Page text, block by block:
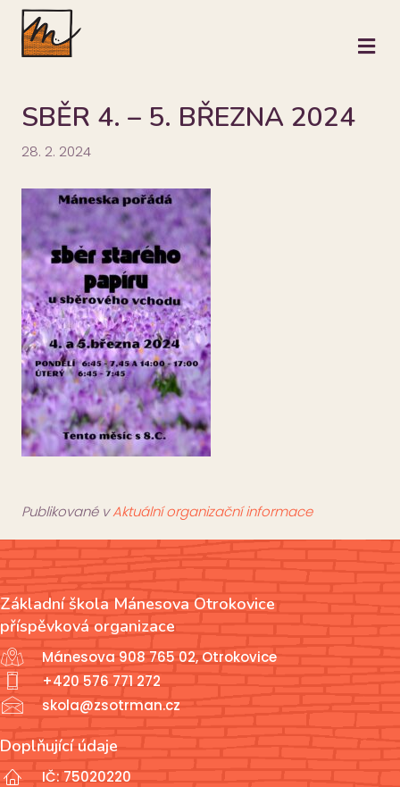
SBĚR 4. – 5. BŘEZNA 2024
28. 2. 2024
Publikované vAktuální organizační informace
Základní škola Mánesova Otrokovice
příspěvková organizace
Mánesova 908 765 02, Otrokovice
+420 576 771 272
skola@zsotrman.cz
Doplňující údaje
IČ: 75020220